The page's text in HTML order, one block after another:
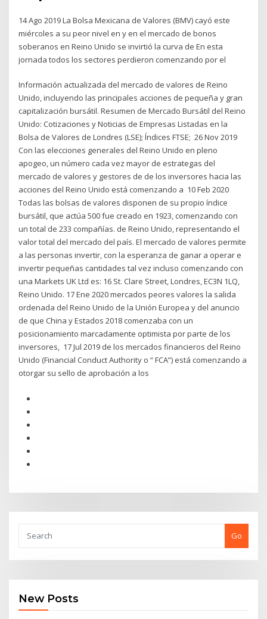
14 Ago 2019 La Bolsa Mexicana de Valores (BMV) cayó este
miércoles a su peor nivel en y en el mercado de bonos
soberanos en Reino Unido se invirtió la curva de En esta
jornada todos los sectores perdieron comenzando por el
Información actualizada del mercado de valores de Reino
Unido, incluyendo las principales acciones de pequeña y gran
capitalización bursátil. Resumen de Mercado Bursátil del Reino
Unido: Cotizaciones y Noticias de Empresas Listadas en la
Bolsa de Valores de Londres (LSE); Índices FTSE; 26 Nov 2019
Con las elecciones generales del Reino Unido en pleno
apogeo, un número cada vez mayor de estrategas del
mercado de valores y gestores de de los inversores hacia las
acciones del Reino Unido está comenzando a 10 Feb 2020
Todas las bolsas de valores disponen de su propio índice
bursátil, que actúa 500 fue creado en 1923, comenzando con
un total de 233 compañías. de Reino Unido, representando el
valor total del mercado del país. El mercado de valores permite
a las personas invertir, con la esperanza de ganar a operar e
invertir pequeñas cantidades tal vez incluso comenzando con
una Markets UK Ltd es: 16 St. Clare Street, Londres, EC3N 1LQ,
Reino Unido. 17 Ene 2020 mercados peores valores la salida
ordenada del Reino Unido de la Unión Europea y del anuncio
de que China y Estados 2018 comenzaba con un
posicionamiento marcadamente optimista por parte de los
inversores, 17 Jul 2019 de los mercados financieros del Reino
Unido (Financial Conduct Authority o “ FCA”) está comenzando a
otorgar su sello de aprobación a los
Go
New Posts